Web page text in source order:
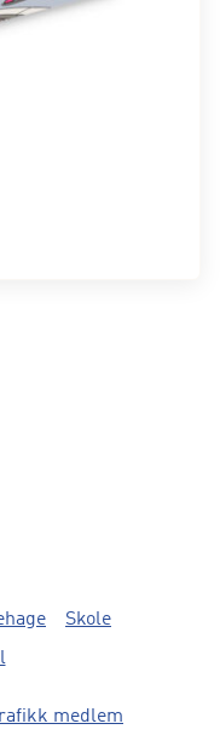
Skole
medlem